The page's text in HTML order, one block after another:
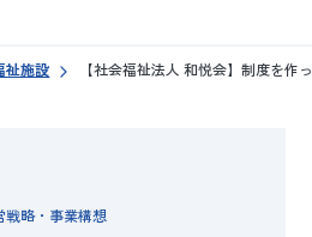
祉施設 【社会福祉法人 和悦会】制度を
戦略・事業構想